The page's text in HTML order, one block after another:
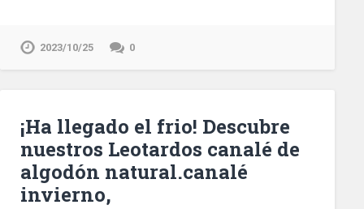
2023/10/25 0
¡Ha llegado el frio! Descubre
nuestros Leotardos canalé de
algodón natural.canalé
invierno,